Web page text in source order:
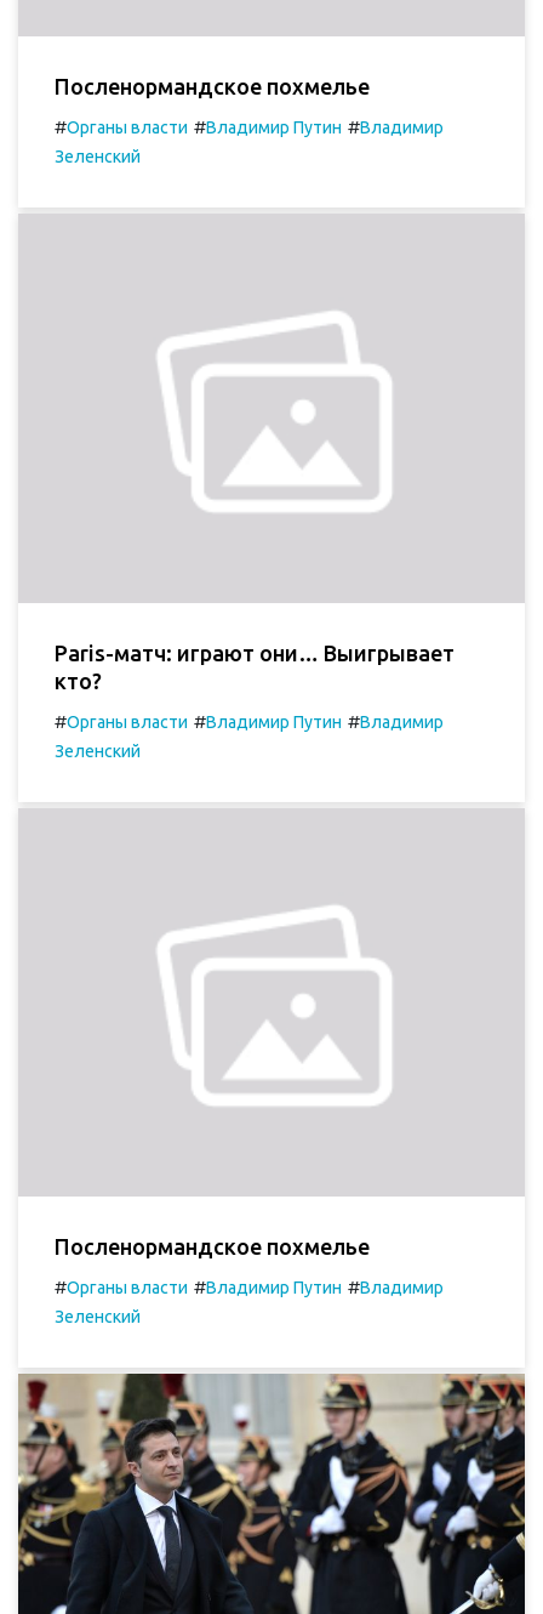
Посленормандское похмелье
#Органы власти #Владимир Путин #Владимир
Зеленский
Paris-матч: играют они… Выигрывает
кто?
#Органы власти #Владимир Путин #Владимир
Зеленский
Посленормандское похмелье
#Органы власти #Владимир Путин #Владимир
Зеленский